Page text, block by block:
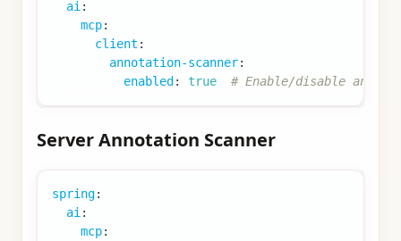
ai :
mcp:
client :
annotation-scanner:
enabled : true # Enable/disable
Server Annotation Scanner
spring:
ai :
mcp: